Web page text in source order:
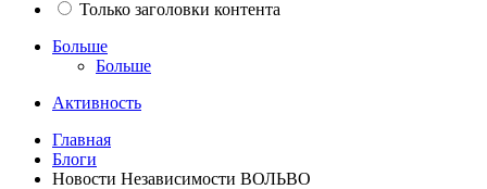
Только заголовки контента
Больше
Больше
Активность
Главная
Блоги
Новости Независимости ВОЛЬВО